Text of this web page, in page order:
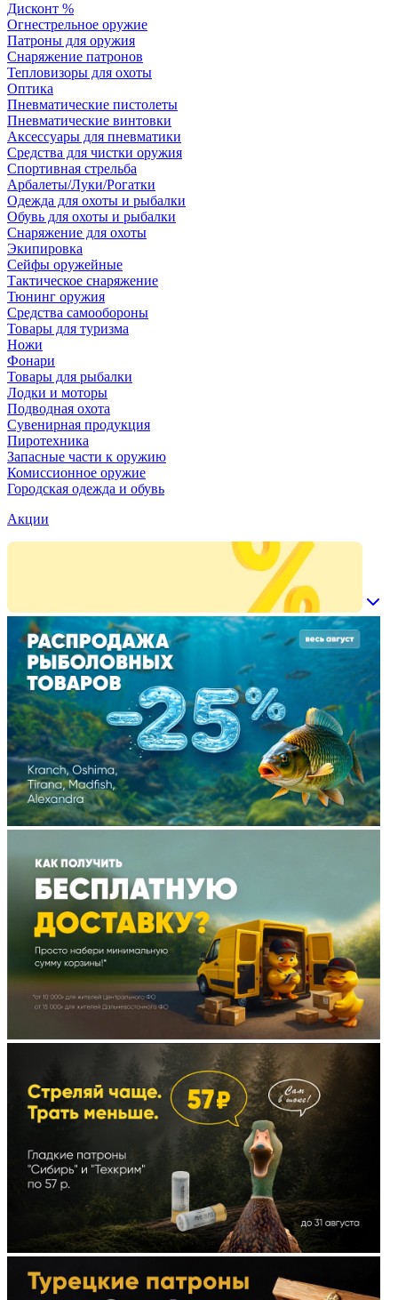
Дисконт %
Огнестрельное оружие
Патроны для оружия
Снаряжение патронов
Тепловизоры для охоты
Оптика
Пневматические пистолеты
Пневматические винтовки
Аксессуары для пневматики
Средства для чистки оружия
Спортивная стрельба
Арбалеты/Луки/Рогатки
Одежда для охоты и рыбалки
Обувь для охоты и рыбалки
Снаряжение для охоты
Экипировка
Сейфы оружейные
Тактическое снаряжение
Тюнинг оружия
Средства самообороны
Товары для туризма
Ножи
Фонари
Товары для рыбалки
Лодки и моторы
Подводная охота
Сувенирная продукция
Пиротехника
Запасные части к оружию
Комиссионное оружие
Городская одежда и обувь
Акции